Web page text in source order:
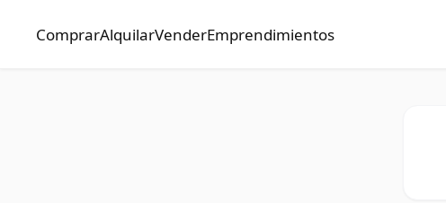
ComprarAlquilarVenderEmprendimientos